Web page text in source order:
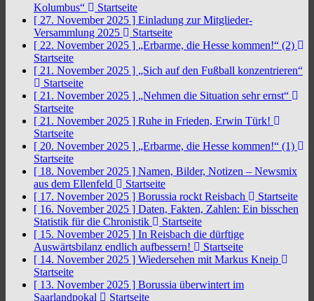
Kolumbus“
Startseite
[ 27. November 2025 ] Einladung zur Mitglieder-
Versammlung 2025
Startseite
[ 22. November 2025 ] „Erbarme, die Hesse kommen!“ (2)
Startseite
[ 21. November 2025 ] „Sich auf den Fußball konzentrieren“
Startseite
[ 21. November 2025 ] „Nehmen die Situation sehr ernst“
Startseite
[ 21. November 2025 ] Ruhe in Frieden, Erwin Türk!
Startseite
[ 20. November 2025 ] „Erbarme, die Hesse kommen!“ (1)
Startseite
[ 18. November 2025 ] Namen, Bilder, Notizen – Newsmix
aus dem Ellenfeld
Startseite
[ 17. November 2025 ] Borussia rockt Reisbach
Startseite
[ 16. November 2025 ] Daten, Fakten, Zahlen: Ein bisschen
Statistik für die Chronistik
Startseite
[ 15. November 2025 ] In Reisbach die dürftige
Auswärtsbilanz endlich aufbessern!
Startseite
[ 14. November 2025 ] Wiedersehen mit Markus Kneip
Startseite
[ 13. November 2025 ] Borussia überwintert im
Saarlandpokal
Startseite